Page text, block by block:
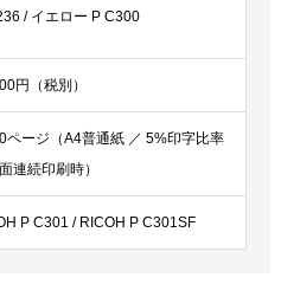
/ イエロー P C300
円（税別）
ページ（A4普通紙 ／ 5%印字比率
連続印刷時）
P C301 / RICOH P C301SF